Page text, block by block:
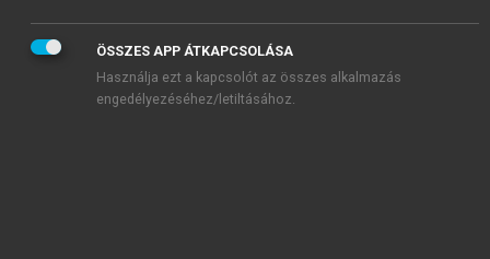
ÖSSZES APP ÁTKAPCSOLÁSA
Használja ezt a kapcsolót az összes alkalmazás
engedélyezéséhez/letiltásához.